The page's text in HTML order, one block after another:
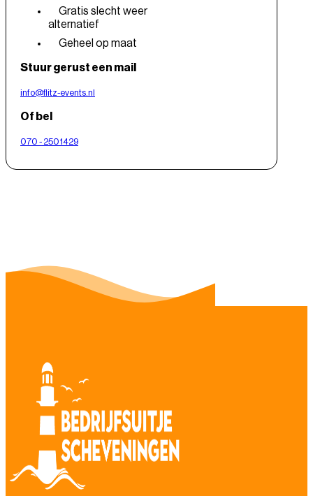
Gratis slecht weer
alternatief
Geheel op maat
Stuur gerust een mail
info@flitz-events.nl
Of bel
070 - 2501429